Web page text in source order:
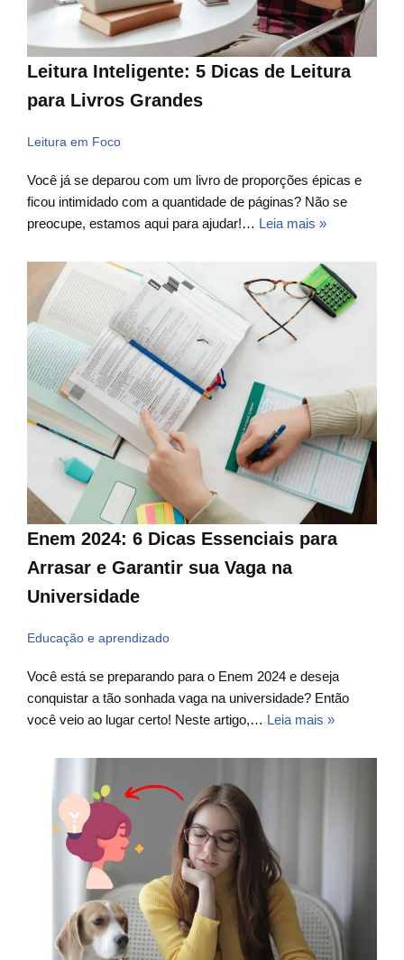
Leitura Inteligente: 5 Dicas de Leitura
para Livros Grandes
Leitura em Foco
Você já se deparou com um livro de proporções épicas e
ficou intimidado com a quantidade de páginas? Não se
preocupe, estamos aqui para ajudar!… Leia mais »
Enem 2024: 6 Dicas Essenciais para
Arrasar e Garantir sua Vaga na
Universidade
Educação e aprendizado
Você está se preparando para o Enem 2024 e deseja
conquistar a tão sonhada vaga na universidade? Então
você veio ao lugar certo! Neste artigo,… Leia mais »